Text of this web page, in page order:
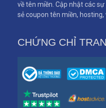
về tên miền. Cập nhật các
sẻ coupon tên miền,
CHỨNG CHỈ